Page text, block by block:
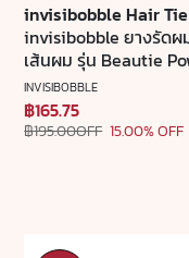
invisibobble Hair Tie
invisibobble ยางรัด
เส้นผม รุ่น Beautie
pearl นำเข้าจากเยอรมั
บรรจุ 4 ชิ้น)
INVISIBOBBLE
฿165.75
฿195.00OFF 15.00% OFF